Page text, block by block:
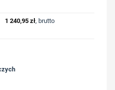
1 240,95 zł, brutto